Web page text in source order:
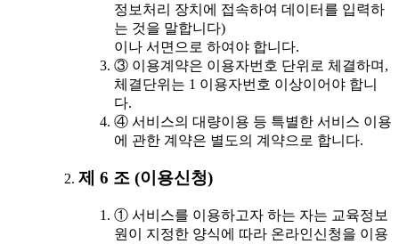
정보처리 장치에 접속하여 데이터를 입력하
는 것을 말합니다)
이나 서면으로 하여야 합니다.
③ 이용계약은 이용자번호 단위로 체결하며,
체결단위는 1 이용자번호 이상이어야 합니
다.
④ 서비스의 대량이용 등 특별한 서비스 이용
에 관한 계약은 별도의 계약으로 합니다.
제 6 조 (이용신청)
① 서비스를 이용하고자 하는 자는 교육정보
원이 지정한 양식에 따라 온라인신청을 이용